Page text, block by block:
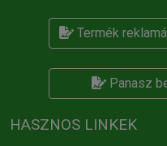
Termék
Panasz
HASZNOS LINKEK